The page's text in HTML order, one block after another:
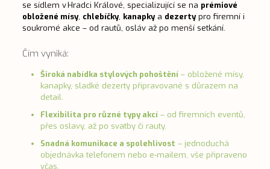
se sídlem v Hradci Králové, specializující se na prémiové
obložené mísy, chlebíčky, kanapkya dezertypro firemní i
soukromé akce – od rautů, osláv až po menší setkání.
Čím vyniká:
Široká nabídka stylových pohoštění– obložené mís­y,
kanapky, sladké dezerty připravované s důrazem na
detail.
Flexibilita pro různé typy akcí– od firemních eventů,
přes oslavy, až po svatby či rauty.
Snadná komunikace a spolehlivost – jednoduchá
objednávka telefonem nebo e‑mailem, vše připraveno
včas.